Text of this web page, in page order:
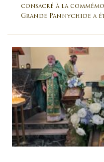
consacré à la
Grande Pannychide a